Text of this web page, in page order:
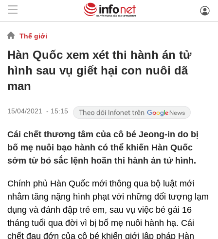
Thế giới
Hàn Quốc xem xét thi hành án tử
hình sau vụ giết hại con nuôi dã
man
15/04/2021 - 15:15
Cái chết thương tâm của cô bé Jeong-in do bị
bố mẹ nuôi bạo hành có thể khiến Hàn Quốc
sớm từ bỏ sắc lệnh hoãn thi hành án tử hình.
Chính phủ Hàn Quốc mới thông qua bộ luật mới
nhằm tăng nặng hình phạt với những đối tượng lạm
dụng và đánh đập trẻ em, sau vụ việc bé gái 16
tháng tuổi qua đời vì bị bố mẹ nuôi hành hạ. Cái
chết đau đớn của cô bé khiến giới lập pháp Hàn